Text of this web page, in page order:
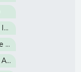
Sección 9: Descarga e instalación del IDE de Arduino
Sección 10: Encontrar y abrir el IDE de Arduino
Sección 11: Menú de navegación IDE Arduino